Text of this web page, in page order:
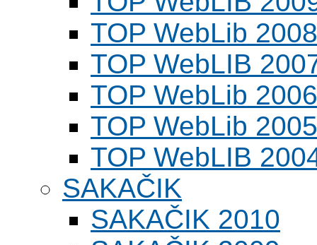
TOP WebLib 2008
TOP WebLIB
TOP WebLib 2006
TOP WebLib 2005
TOP WebLIB
SAKAČIK
SAKAČIK 2010